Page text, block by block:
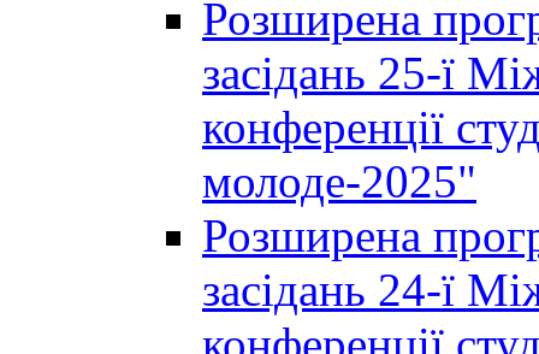
Розширена
засідань 25-ї
конференції
молоде-2025"
Розширена
засідань 24-ї
конференції